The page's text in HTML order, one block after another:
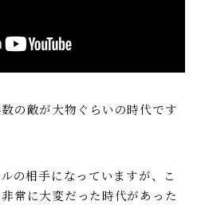
の敵が大物ぐらいの時代です
の相手になっていますが、こ
常に大変だった時代があった